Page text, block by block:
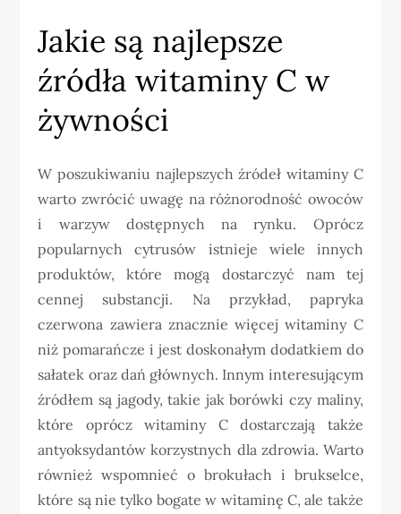
Jakie są najlepsze
źródła witaminy C w
żywności
W poszukiwaniu najlepszych źródeł witaminy C
warto zwrócić uwagę na różnorodność owoców
i warzyw dostępnych na rynku. Oprócz
popularnych cytrusów istnieje wiele innych
produktów, które mogą dostarczyć nam tej
cennej substancji. Na przykład, papryka
czerwona zawiera znacznie więcej witaminy C
niż pomarańcze i jest doskonałym dodatkiem do
sałatek oraz dań głównych. Innym interesującym
źródłem są jagody, takie jak borówki czy maliny,
które oprócz witaminy C dostarczają także
antyoksydantów korzystnych dla zdrowia. Warto
również wspomnieć o brokułach i brukselce,
które są nie tylko bogate w witaminę C, ale także